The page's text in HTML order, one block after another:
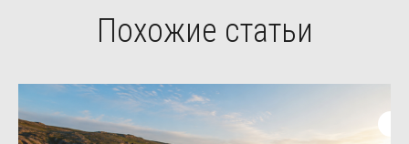
Похожие статьи